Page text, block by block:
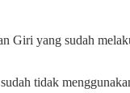
Giri yang sudah
tidak